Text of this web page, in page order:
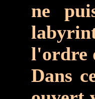
ne
l'ordre
Dans